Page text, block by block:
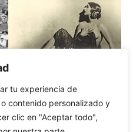
tu experiencia de
contenido personalizado y
clic en "Aceptar todo",